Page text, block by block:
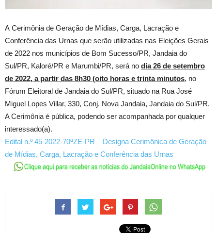
A Cerimônia de Geração de Mídias, Carga, Lacração e
Conferência das Urnas que serão utilizadas nas Eleições Gerais
de 2022 nos municípios de Bom Sucesso/PR, Jandaia do
Sul/PR, Kaloré/PR e Marumbi/PR, será no dia 26 de setembro
de 2022, a partir das 8h30 (oito horas e trinta minutos, no
Fórum Eleitoral de Jandaia do Sul/PR, situado na Rua José
Miguel Lopes Villar, 330, Conj. Nova Jandaia, Jandaia do Sul/PR.
A Cerimônia é pública, podendo ser acompanhada por qualquer
interessado(a).
Edital n.º 45-2022-70ªZE-PR – Designa Cerimônica de Geração
de Mídias, Carga, Lacração e Conferência das Urnas